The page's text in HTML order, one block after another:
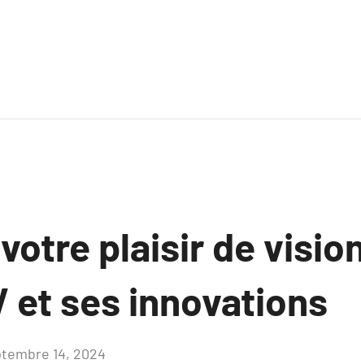
plaisir de
et ses innovations
14, 2024